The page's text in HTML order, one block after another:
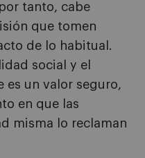
tanto, cabe
que tomen
de lo habitual.
social y el
es un valor seguro,
en que las
misma lo reclaman